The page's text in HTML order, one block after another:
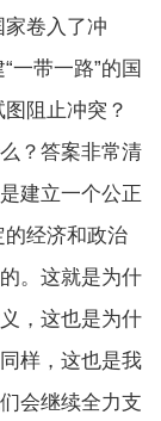
卷入了冲
一带一路”的国
阻止冲突？
？答案非常清
建立一个公正
经济和政治
。这就是为什
，这也是为什
样，这也是我
会继续全力支